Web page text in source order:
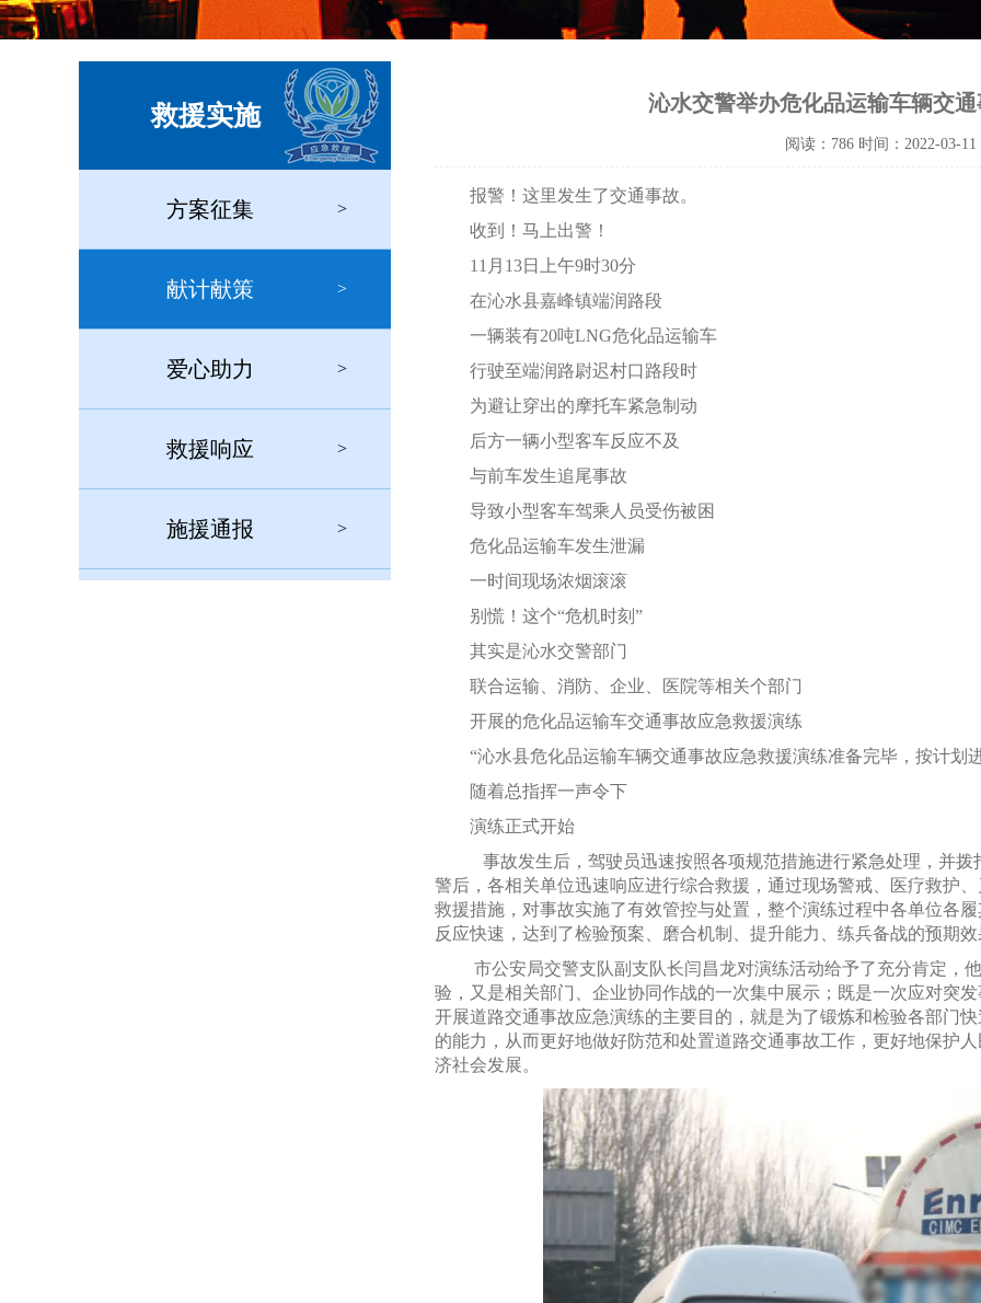
救援实施
方案征集 >
献计献策 >
爱心助力 >
救援响应 >
施援通报 >
沁水交警举办危化品运输车辆交
阅读：786 时间：2022-03-11
报警！这里发生了交通事故。
收到！马上出警！
11月13日上午9时30分
在沁水县嘉峰镇端润路段
一辆装有20吨LNG危化品运输车
行驶至端润路尉迟村口路段时
为避让穿出的摩托车紧急制动
后方一辆小型客车反应不及
与前车发生追尾事故
导致小型客车驾乘人员受伤被困
危化品运输车发生泄漏
一时间现场浓烟滚滚
别慌！这个“危机时刻”
其实是沁水交警部门
联合运输、消防、企业、医院等相关个部门
开展的危化品运输车交通事故应急救援演练
“沁水县危化品运输车辆交通事故应急救援演练准备完毕，按计划
随着总指挥一声令下
演练正式开始
事故发生后，驾驶员迅速按照各项规范措施进行紧急处理，并
警后，各相关单位迅速响应进行综合救援，通过现场警戒、医疗救护
救援措施，对事故实施了有效管控与处置，整个演练过程中各单位各
反应快速，达到了检验预案、磨合机制、提升能力、练兵备战的预期
市公安局交警支队副支队长闫昌龙对演练活动给予了充分肯定，
验，又是相关部门、企业协同作战的一次集中展示；既是一次应对突
开展道路交通事故应急演练的主要目的，就是为了锻炼和检验各部门
的能力，从而更好地做好防范和处置道路交通事故工作，更好地保护
济社会发展。